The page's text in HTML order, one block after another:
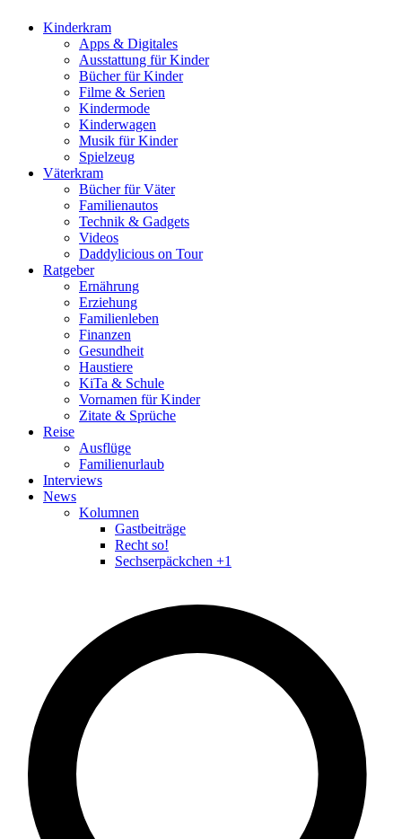
Kinderkram
Apps & Digitales
Ausstattung für Kinder
Bücher für Kinder
Filme & Serien
Kindermode
Kinderwagen
Musik für Kinder
Spielzeug
Väterkram
Bücher für Väter
Familienautos
Technik & Gadgets
Videos
Daddylicious on Tour
Ratgeber
Ernährung
Erziehung
Familienleben
Finanzen
Gesundheit
Haustiere
KiTa & Schule
Vornamen für Kinder
Zitate & Sprüche
Reise
Ausflüge
Familienurlaub
Interviews
News
Kolumnen
Gastbeiträge
Recht so!
Sechserpäckchen +1